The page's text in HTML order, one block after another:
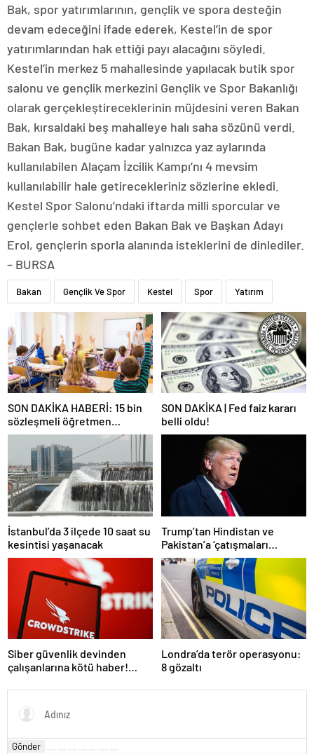
Bak, spor yatırımlarının, gençlik ve spora desteğin
devam edeceğini ifade ederek, Kestel’in de spor
yatırımlarından hak ettiği payı alacağını söyledi.
Kestel’in merkez 5 mahallesinde yapılacak butik spor
salonu ve gençlik merkezini Gençlik ve Spor Bakanlığı
olarak gerçekleştireceklerinin müjdesini veren Bakan
Bak, kırsaldaki beş mahalleye halı saha sözünü verdi.
Bakan Bak, bugüne kadar yalnızca yaz aylarında
kullanılabilen Alaçam İzcilik Kampı’nı 4 mevsim
kullanılabilir hale getirecekleriniz sözlerine ekledi.
Kestel Spor Salonu’ndaki iftarda milli sporcular ve
gençlerle sohbet eden Bakan Bak ve Başkan Adayı
Erol, gençlerin sporla alanında isteklerini de dinlediler.
– BURSA
Bakan Gençlik Ve Spor Kestel Spor Yatırım
SON DAKİKA HABERİ: 15 bin
sözleşmeli öğretmen
atamasında sözlü sınava hak
kazanan adaylar açıklandı
SON DAKİKA | Fed faiz kararı
belli oldu!
İstanbul’da 3 ilçede 10 saat su
kesintisi yaşanacak
Trump’tan Hindistan ve
Pakistan’a ‘çatışmaları
durdurun’ çağrısı
Siber güvenlik devinden
çalışanlarına kötü haber!
Londra’da terör operasyonu:
8 gözaltı
Gönder